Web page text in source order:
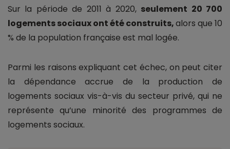
Sur la période de 2011 à 2020, seulement 20 700
logements sociaux ont été construits,alors que 10
% de la population française est mal logée.
Parmi les raisons expliquant cet échec, on peut citer
la dépendance accrue de la production de
logements sociaux vis-à-vis du secteur privé, qui ne
représente qu’une minorité des programmes de
logements sociaux.